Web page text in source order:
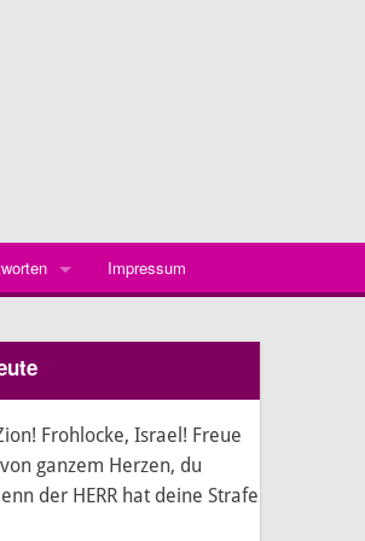
Impressum
Frohlocke, Israel! Freue
ganzem Herzen, du
der HERR hat deine Strafe